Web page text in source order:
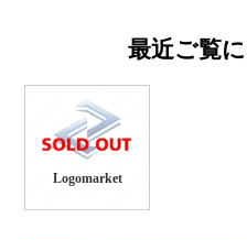
最近ご覧
Logomarket